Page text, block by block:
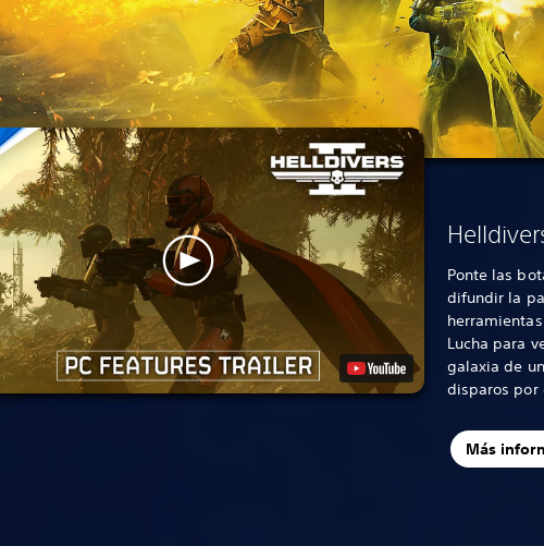
Ponte las
difundir la
Lucha para
galaxia de
disparos por
Más